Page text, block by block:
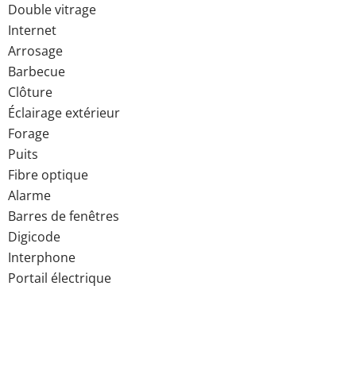
Double vitrage
Internet
Arrosage
Barbecue
Clôture
Éclairage extérieur
Forage
Puits
Fibre optique
Alarme
Barres de fenêtres
Digicode
Interphone
Portail électrique